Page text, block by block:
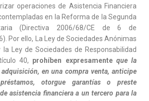
operaciones de Asistencia Financiera
en la Reforma de la Segunda
(Directiva 2006/68/CE de 6 de
Por ello, La Ley de Sociedades Anónimas
Ley de Sociedades de Responsabilidad
40, prohíben expresamenteque la
en una compra venta, anticipe
otorgue garantías o preste
asistencia financiera a un tercero para la